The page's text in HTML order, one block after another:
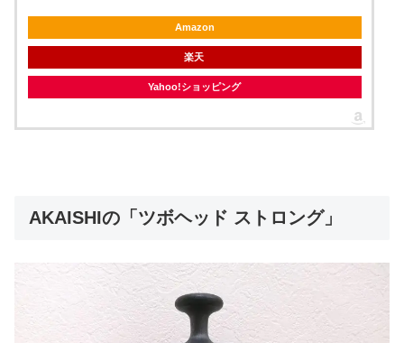
Amazon
楽天
Yahoo!ショッピング
AKAISHIの「ツボヘッド ストロング」